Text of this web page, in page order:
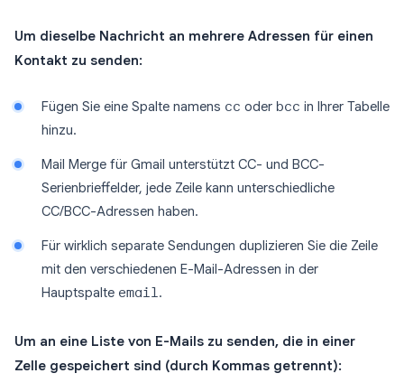
Um dieselbe Nachricht an mehrere Adressen für einen
Kontakt zu senden:
Fügen Sie eine Spalte namens cc oder bcc in Ihrer Tabelle
hinzu.
Mail Merge für Gmail unterstützt CC- und BCC-
Serienbrieffelder, jede Zeile kann unterschiedliche
CC/BCC-Adressen haben.
Für wirklich separate Sendungen duplizieren Sie die Zeile
mit den verschiedenen E-Mail-Adressen in der
Hauptspalte email.
Um an eine Liste von E-Mails zu senden, die in einer
Zelle gespeichert sind (durch Kommas getrennt):